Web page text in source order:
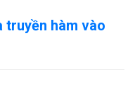
truyền hàm vào